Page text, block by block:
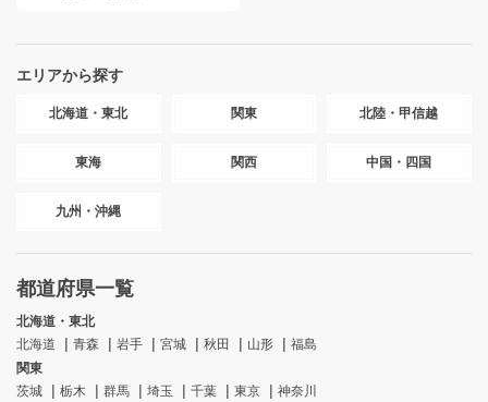
エリアから探す
北海道・東北 関東 北陸・甲信越
東海 関西 中国・四国
九州・沖縄
都道府県一覧
北海道・東北
北海道
青森 岩手 宮城 秋田 山形
福島
関東
茨城
栃木 群馬 埼玉 千葉 東京
神奈川